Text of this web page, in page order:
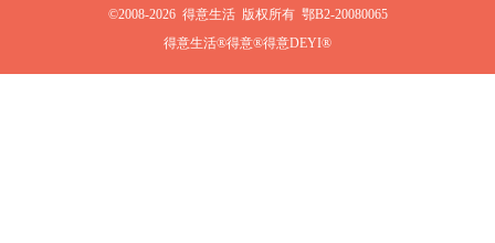
©2008-2026 得意生活 版权所有 鄂B2-20080065
得意生活®得意®得意DEYI®